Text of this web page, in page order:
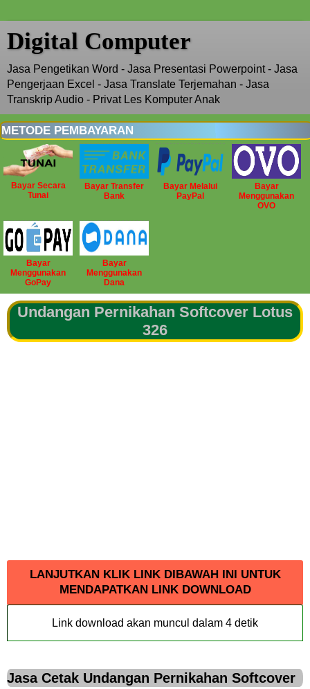
Digital Computer
Jasa Pengetikan Word - Jasa Presentasi Powerpoint - Jasa
Pengerjaan Excel - Jasa Translate Terjemahan - Jasa
Transkrip Audio - Privat Les Komputer Anak
METODE PEMBAYARAN
Bayar Secara
Tunai
Bayar Transfer
Bank
Bayar Melalui
PayPal
Bayar
Menggunakan
OVO
Bayar
Menggunakan
GoPay
Bayar
Menggunakan
Dana
Undangan Pernikahan Softcover Lotus
326
LANJUTKAN KLIK LINK DIBAWAH INI UNTUK
MENDAPATKAN LINK DOWNLOAD
Link download akan muncul dalam 3 detik
Jasa Cetak Undangan Pernikahan Softcover